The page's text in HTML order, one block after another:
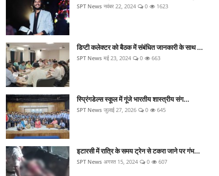
SPT News नवंबर 22, 2024 0 1623
डिप्टी कलेक्टर को बैठक में संबंधित जानकारी के साथ ...
SPT News मई 23, 2024 0 663
स्प्रिंगडेल्स स्कूल में गूंजे भारतीय शास्त्रीय संग...
SPT News जुलाई 27, 2026 0 645
इटारसी में रात्रि के समय ट्रेन से टकरा जाने पर गंभ...
SPT News अगस्त 15, 2024 0 607